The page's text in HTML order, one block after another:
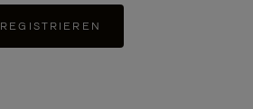
REGISTRIEREN